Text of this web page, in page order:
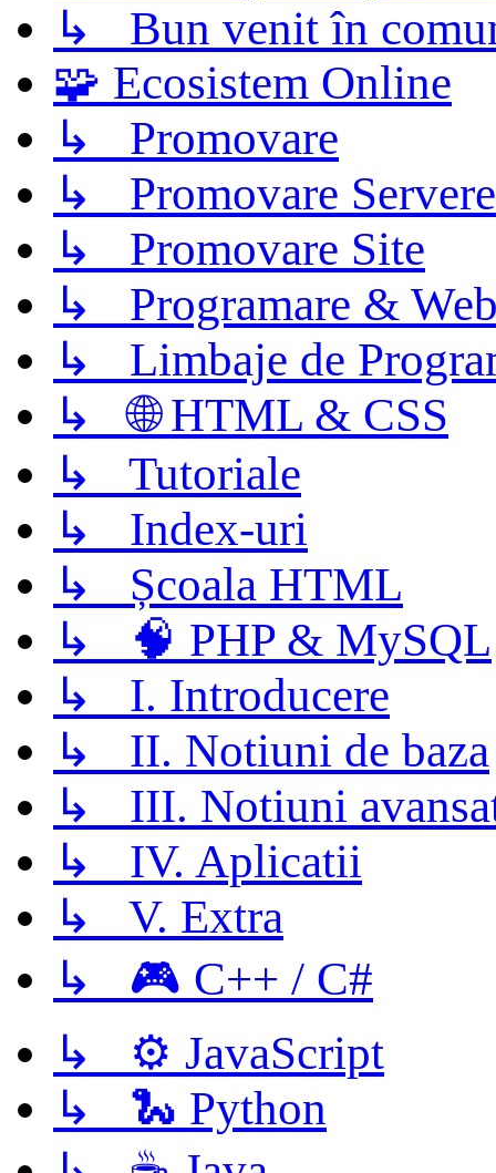
↳ Bun venit în
🧩 Ecosistem Online
↳ Promovare
↳ Promovare Servere
↳ Promovare Site
↳ Programare &
↳ Limbaje de
↳ 🌐 HTML & CSS
↳ Tutoriale
↳ Index-uri
↳ Școala HTML
↳ 🧠 PHP & MySQL
↳ I. Introducere
↳ II. Notiuni de baza
↳ III. Notiuni
↳ IV. Aplicatii
↳ V. Extra
↳ 🎮 C++ / C#
↳ ⚙️ JavaScript
↳ 🐍 Python